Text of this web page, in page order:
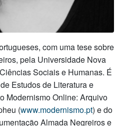
com uma tese sobre
pela Universidade Nova
Sociais e Humanas. É
Estudos de Literatura e
Modernismo Online: Arquivo
(www.modernismo.pt) e do
Almada Negreiros e